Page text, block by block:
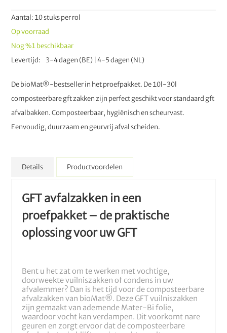
De bioMat®-bestseller in het proefpakket. De 10l-30l
composteerbare gft zakken zijn perfect geschikt voor standaard gft
afvalbakken. Composteerbaar, hygiënisch en scheurvast.
Eenvoudig, duurzaam en geurvrij afval scheiden.
Aantal: 10 stuks per rol
Op voorraad
Nog%1beschikbaar
Levertijd
3-4 dagen (BE) | 4-5 dagen (NL)
Details
GFT avfalzakken in een
proefpakket – de praktische
oplossing voor uw GFT
Bent u het zat om te werken met vochtige,
doorweekte vuilniszakken of condens in uw
afvalemmer? Dan is het tijd voor de composteerbare
afvalzakken van bioMat®. Deze GFT vuilniszakken
zijn gemaakt van ademende Mater-Bi folie,
waardoor vocht kan verdampen. Dit voorkomt nare
geuren en zorgt ervoor dat de composteerbare
Productvoordelen